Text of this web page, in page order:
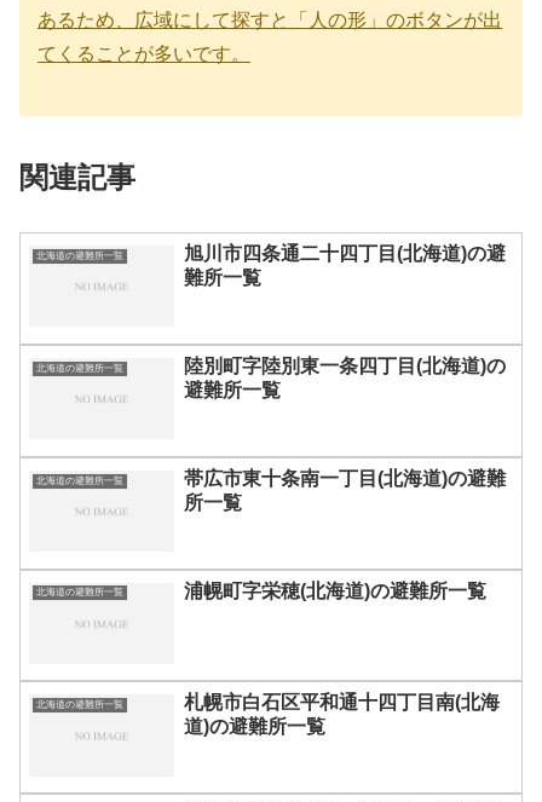
あるため、広域にして探すと「人の形」のボタンが出
てくることが多いです。
関連記事
北海道の避難所一覧
旭川市四条通二十四丁目(北海道)の避
難所一覧
北海道の避難所一覧
陸別町字陸別東一条四丁目(北海道)の
避難所一覧
北海道の避難所一覧
帯広市東十条南一丁目(北海道)の避難
所一覧
北海道の避難所一覧 浦幌町字栄穂(北海道)の避難所一覧
北海道の避難所一覧
札幌市白石区平和通十四丁目南(北海
道)の避難所一覧